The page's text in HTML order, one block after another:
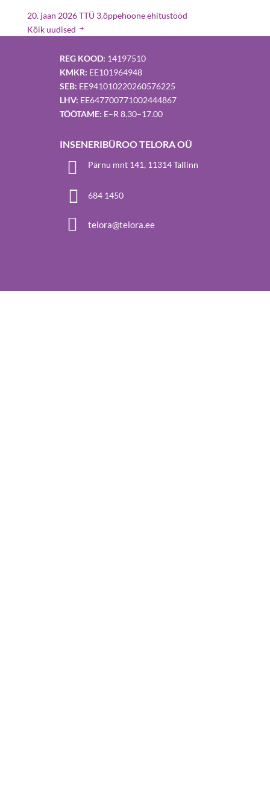
Balticconnector Paldiski ja Puiatu
kompressorjaamade ehitustööd
20. jaan 2026TTÜ 3.õppehoone ehitustööd
Kõik uudised
REG KOOD: 14197510
KMKR: EE101964948
SEB: EE941010220260576225
LHV: EE647700771002444867
TÖÖTAME: E–R 8.30–17.00
INSENERIBÜROO TELORA OÜ
 Pärnu mnt 141, 11314 Tallinn
 684 1450
 telora@telora.ee